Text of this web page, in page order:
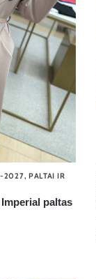
2027, PALTAI IR
paltas